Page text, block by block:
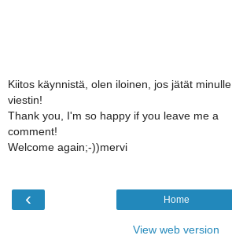
Kiitos käynnistä, olen iloinen, jos jätät minulle
viestin!
Thank you, I'm so happy if you leave me a
comment!
Welcome again;-))mervi
‹ Home
View web version